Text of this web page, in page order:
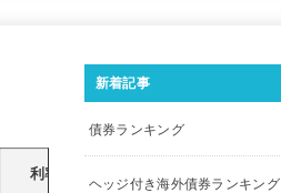
利率 償還日 参考単価
新着記事
債券ランキング
ヘッジ付き海外債券ランキング